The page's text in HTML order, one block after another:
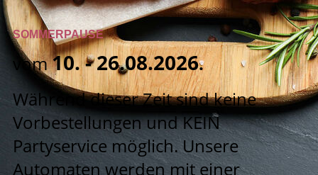
SOMMERPAUSE
vom10. - 26.08.2026.
Während dieser Zeit sind keine
Vorbestellungen und KEIN
Partyservice möglich. Unsere
Automaten werden mit einer